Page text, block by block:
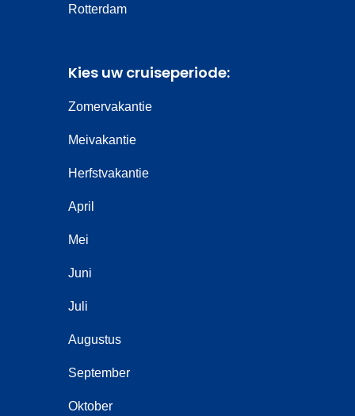
Rotterdam
Kies uw cruiseperiode:
Zomervakantie
Meivakantie
Herfstvakantie
April
Mei
Juni
Juli
Augustus
September
Oktober